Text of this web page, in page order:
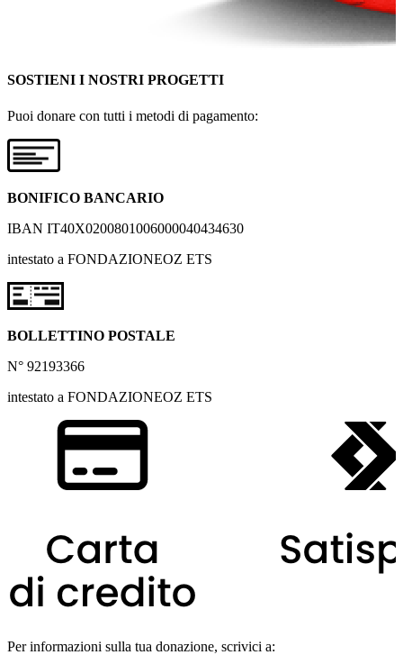
SOSTIENI I NOSTRI PROGETTI
Puoi donare con tutti i metodi di pagamento:
BONIFICO BANCARIO
IBAN IT40X0200801006000040434630
intestato a FONDAZIONEOZ ETS
BOLLETTINO POSTALE
N° 92193366
intestato a FONDAZIONEOZ ETS
Per informazioni sulla tua donazione, scrivici a: